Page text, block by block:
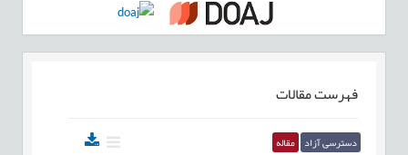
فهرست مقالات
دسترسی آزاد مقاله